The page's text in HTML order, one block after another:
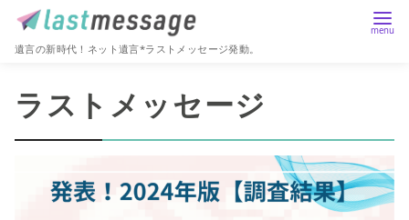
遺言の新時代！ネット遺言*ラストメッセージ発動。
ラストメッセージ